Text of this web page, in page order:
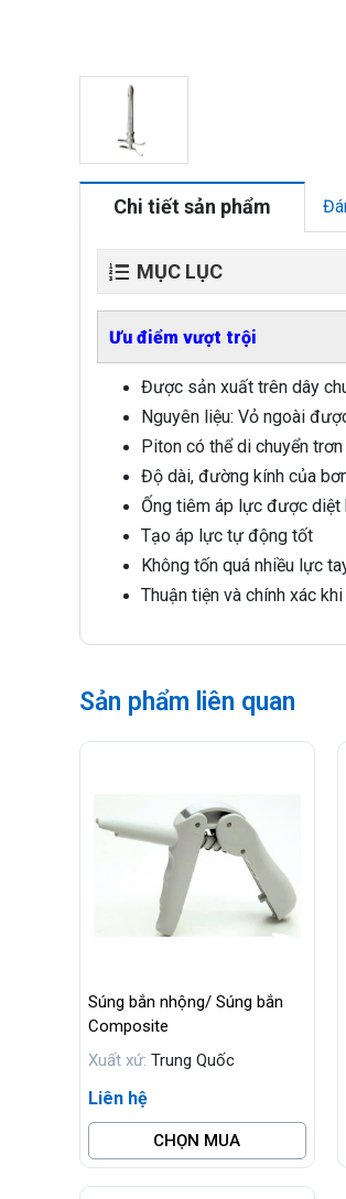
Chi tiết sản phẩm
MỤC LỤC
Ưu điểm vượt trội
Được sản xuất trên dây
Nguyên liệu: Vỏ ngoài
Piton có thể di chuyển
Độ dài, đường kính của
Ống tiêm áp lực được
Tạo áp lực tự động tốt
Không tốn quá nhiều lực
Thuận tiện và chính xác
Sản phẩm liên quan
Súng bắn nhộng/ Súng bắn
Composite
Xuất xứ: Trung Quốc
Liên hệ
CHỌN MUA